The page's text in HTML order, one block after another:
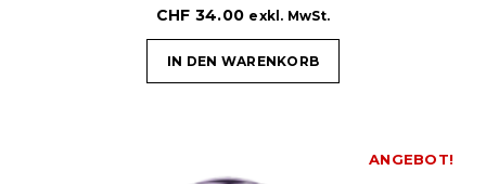
CHF 34.00 exkl. MwSt.
IN DEN WARENKORB
ANGEBOT!